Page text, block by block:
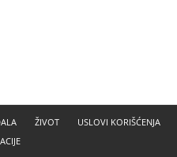
ŽIVOT
USLOVI KORIŠĆENJA